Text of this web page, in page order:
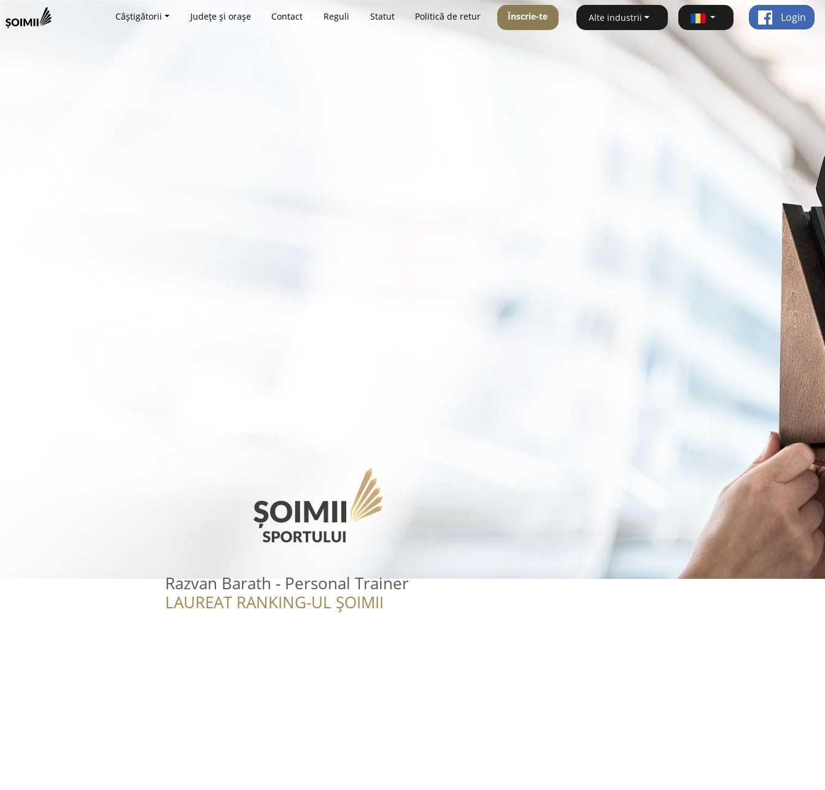
Câștigătorii Județe și orașe Contact Reguli Statut Politică de retur Înscrie-te Alte industrii Login
Razvan Barath - Personal Trainer
LAUREAT RANKING-UL ȘOIMII